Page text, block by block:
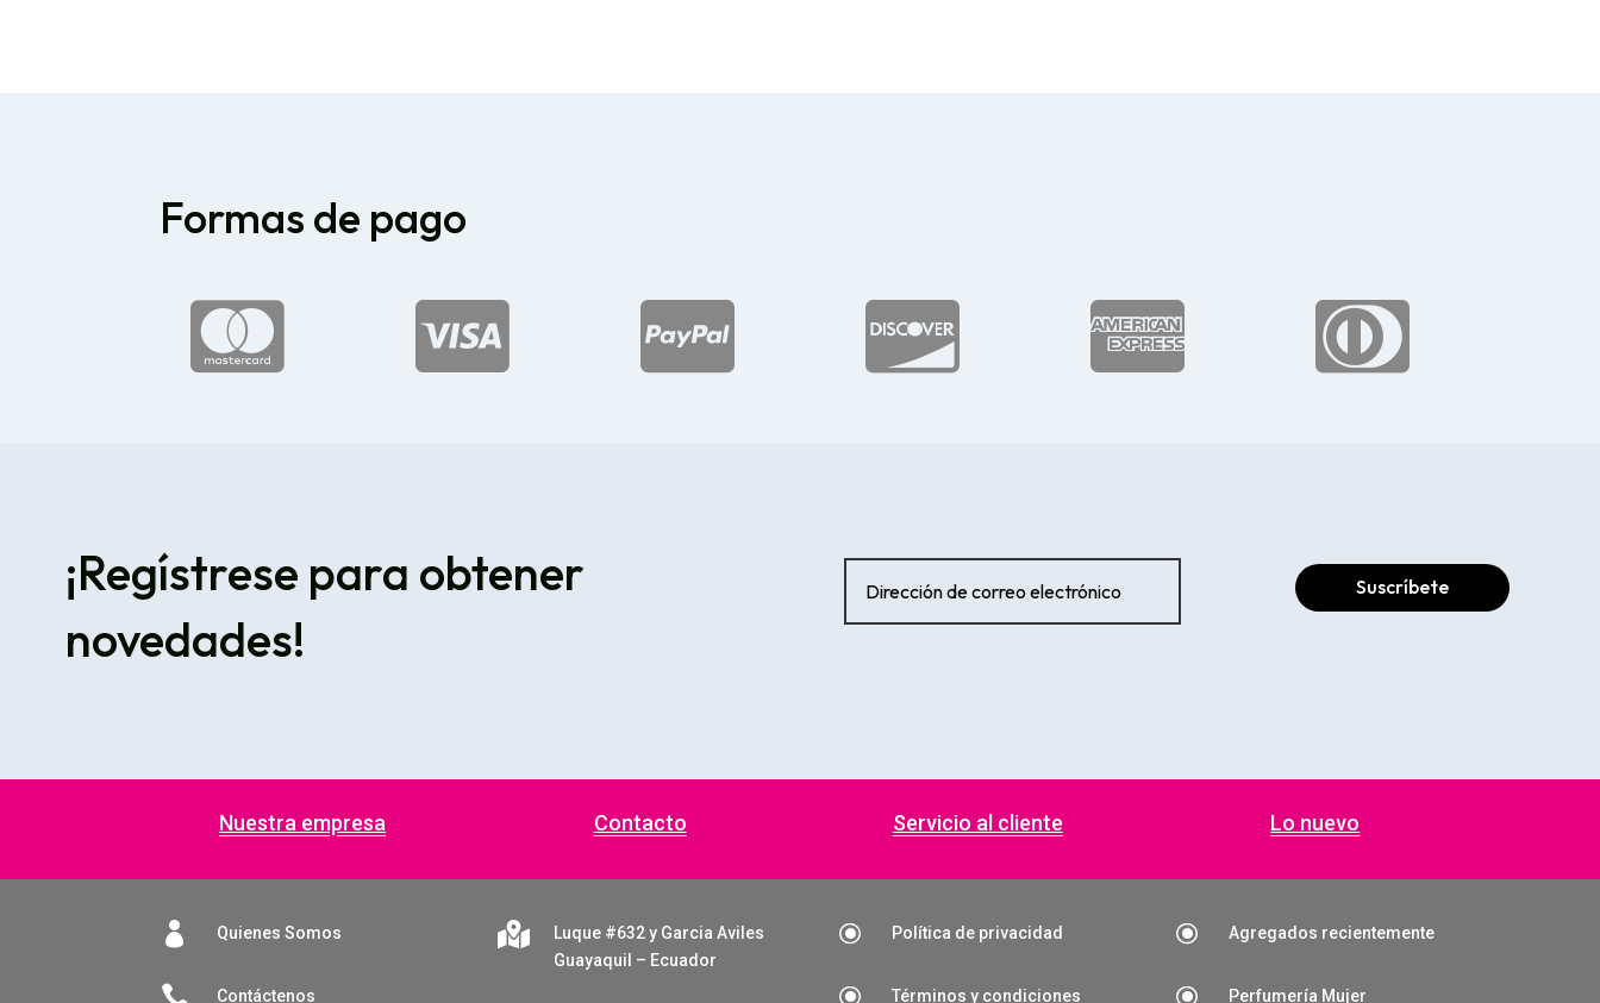
Formas de pago
     
¡Regístrese para obtener
novedades!
Suscríbete
Nuestra empresa Contacto Servicio al cliente Lo nuevo
 Quienes Somos
 Contáctenos

Luque #632 y Garcia Aviles
Guayaquil – Ecuador
\ Política de privacidad
\ Términos y condiciones
\ Agregados recientemente
\ Perfumería Mujer